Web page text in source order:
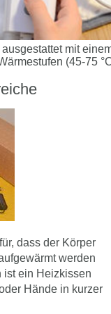
mit
(45-75
dass der Körper
werden
ist ein Heizkissen
Hände in kurzer